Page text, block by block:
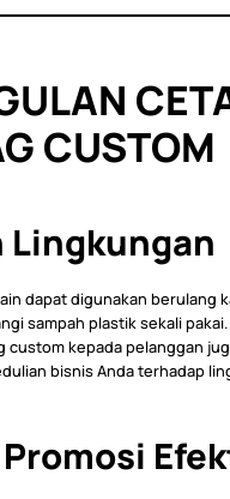
CUSTOM
Lingkungan
dapat digunakan berulang
sampah plastik sekali pakai.
custom kepada pelanggan
bisnis Anda terhadap